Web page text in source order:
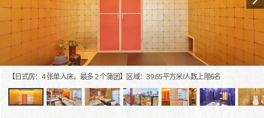
【日式房：4 张单人床，最多 2 个蒲团】区域：39.65平方米/人数上限6名